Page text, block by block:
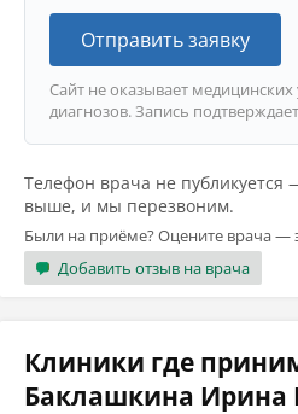
Отправить заявку
Сайт не оказывает медицинских
диагнозов. Запись
Телефон врача не публикуется
выше, и мы перезвоним.
Были на приёме? Оцените врача —
Добавить отзыв на врача
Клиники где
Баклашкина Ирина